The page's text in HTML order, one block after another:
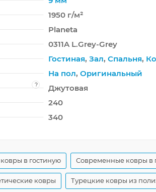
1950 г/м²
Planeta
0311A L.Grey-Grey
Гостиная, Зал, Спальня,
На пол, Оригинальный
?
Джутовая
240
340
в гостиную Современные ковры в
ковры Турецкие ковры из